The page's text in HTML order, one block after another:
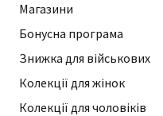
Магазини
Бонусна програма
Знижка для військових
Колекції для жінок
Колекції для чоловіків